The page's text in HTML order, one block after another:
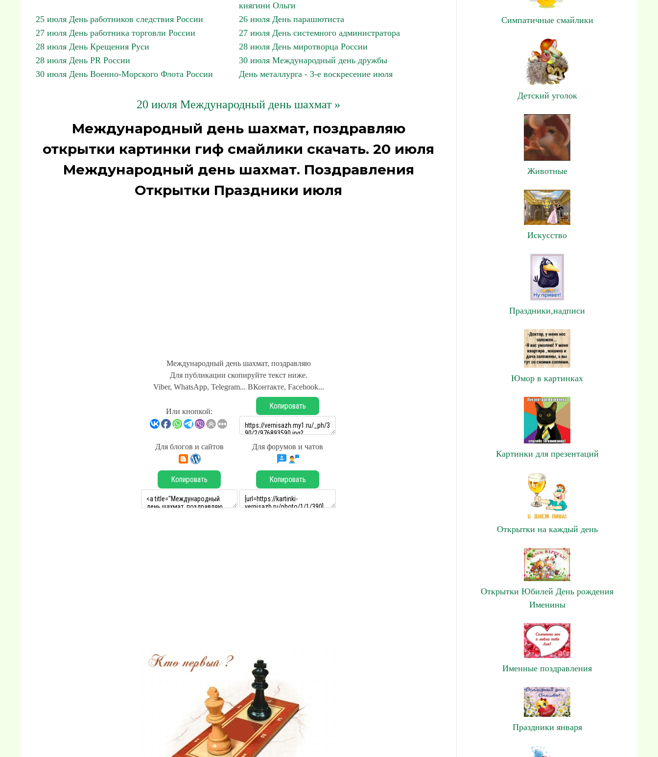
княгини Ольги
25 июля День работников следствия России
26 июля День парашютиста
27 июля День работника торговли России
27 июля День системного администратора
28 июля День Крещения Руси
28 июля День миротворца России
28 июля День PR России
30 июля Международный день дружбы
30 июля День Военно-Морского Флота России
День металлурга - 3-е воскресение июля
20 июля Международный день шахмат »
Международный день шахмат, поздравляю
открытки картинки гиф смайлики скачать. 20 июля
Международный день шахмат. Поздравления
Открытки Праздники июля
Международный день шахмат, поздравляю
Для публикации скопируйте текст ниже.
Viber, WhatsApp, Telegram... ВКонтакте, Facebook...
Или кнопкой:
Копировать
Для блогов и сайтов Для форумов и чатов
Копировать Копировать
Симпатичные смайлики
Детский уголок
Животные
Искусство
Праздники,надписи
Юмор в картинках
Картинки для презентаций
Открытки на каждый день
Открытки Юбилей День рождения
Именины
Именные поздравления
Праздники января